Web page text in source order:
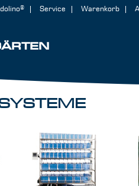
Service Warenkorb